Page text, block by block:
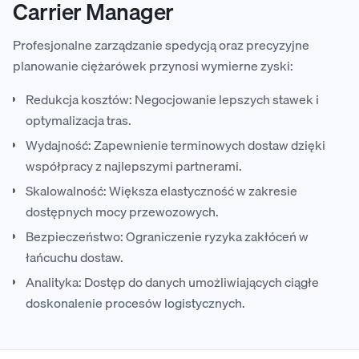
Carrier Manager
Profesjonalne zarządzanie spedycją oraz precyzyjne
planowanie ciężarówek przynosi wymierne zyski:
Redukcja kosztów: Negocjowanie lepszych stawek i
optymalizacja tras.
Wydajność: Zapewnienie terminowych dostaw dzięki
współpracy z najlepszymi partnerami.
Skalowalność: Większa elastyczność w zakresie
dostępnych mocy przewozowych.
Bezpieczeństwo: Ograniczenie ryzyka zakłóceń w
łańcuchu dostaw.
Analityka: Dostęp do danych umożliwiających ciągłe
doskonalenie procesów logistycznych.